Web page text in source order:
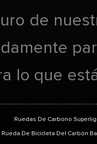
de
lo que
Ruedas De Carbono
Rueda De Bicicleta Del Carbón